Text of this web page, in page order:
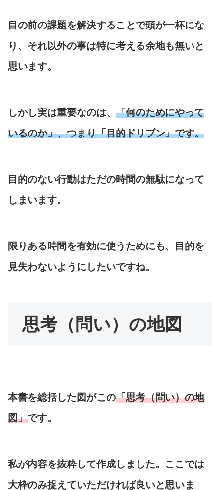
目の前の課題を解決することで頭が一杯にな
り、それ以外の事は特に考える余地も無いと
思います。
しかし実は重要なのは、 「何のためにやって
いるのか」、つまり「目的ドリブン」です。
目的のない行動はただの時間の無駄になって
しまいます。
限りある時間を有効に使うためにも、目的を
見失わないようにしたいですね。
思考（問い）の地図
本書を総括した図がこの「思考（問い）の地
図」です。
私が内容を抜粋して作成しました。ここでは
大枠のみ捉えていただければ良いと思いま